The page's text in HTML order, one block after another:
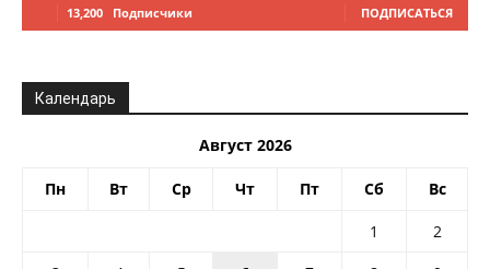
13,200 Подписчики ПОДПИСАТЬСЯ
Календарь
Август 2026
Пн Вт Ср Чт Пт Сб Вс
1
2